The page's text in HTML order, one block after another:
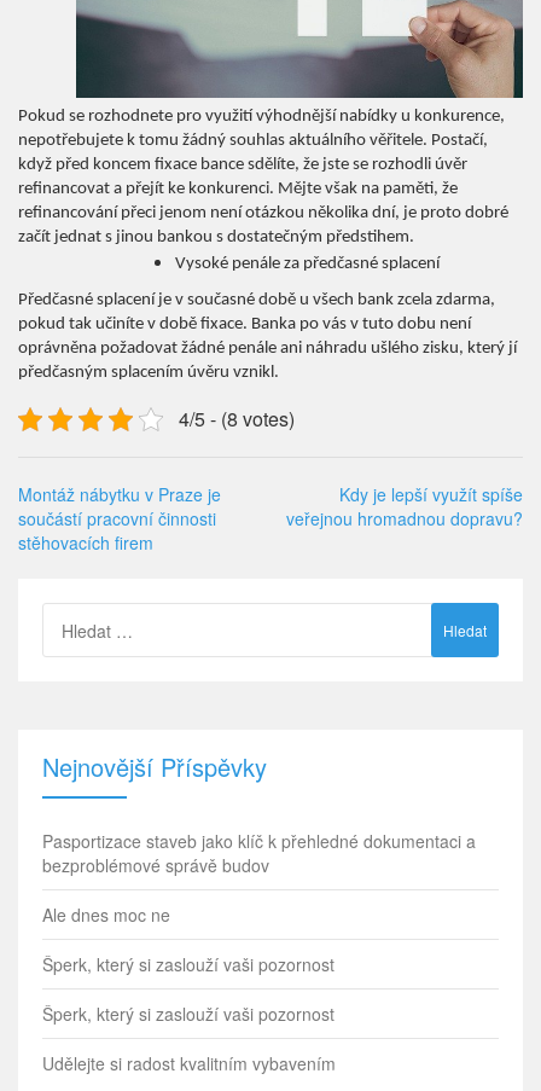
Pokud se rozhodnete pro využití výhodnější nabídky u konkurence,
nepotřebujete k tomu žádný souhlas aktuálního věřitele. Postačí,
když před koncem fixace bance sdělíte, že jste se rozhodli úvěr
refinancovat a přejít ke konkurenci. Mějte však na paměti, že
refinancování přeci jenom není otázkou několika dní, je proto dobré
začít jednat s jinou bankou s dostatečným předstihem.
Vysoké penále za předčasné splacení
Předčasné splacení je v současné době u všech bank zcela zdarma,
pokud tak učiníte v době fixace. Banka po vás v tuto dobu není
oprávněna požadovat žádné penále ani náhradu ušlého zisku, který jí
předčasným splacením úvěru vznikl.
4/5 - (8 votes)
Montáž nábytku v Praze je
součástí pracovní činnosti
stěhovacích firem
Kdy je lepší využít spíše
veřejnou hromadnou dopravu?
Nejnovější Příspěvky
Pasportizace staveb jako klíč k přehledné dokumentaci a
bezproblémové správě budov
Ale dnes moc ne
Šperk, který si zaslouží vaši pozornost
Šperk, který si zaslouží vaši pozornost
Udělejte si radost kvalitním vybavením